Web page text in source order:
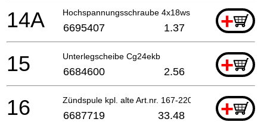
Hochspannungsschraube 4x18ws alte Art.nr. 994-160
+
14A 6695407 1.37
Unterlegscheibe Cg24ekb +
15 6684600 2.56
Zündspule kpl. alte Art.nr. 167-22012-90 +
16 6687719 33.48